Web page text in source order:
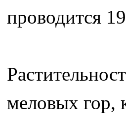
проводится
меловых гор,